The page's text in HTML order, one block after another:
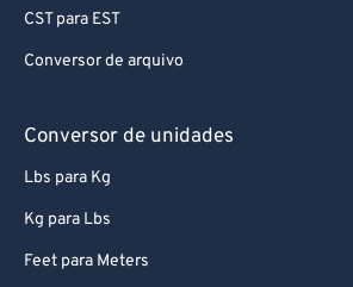
CST para EST
Conversor de arquivo
Conversor de unidades
Lbs para Kg
Kg para Lbs
Feet para Meters